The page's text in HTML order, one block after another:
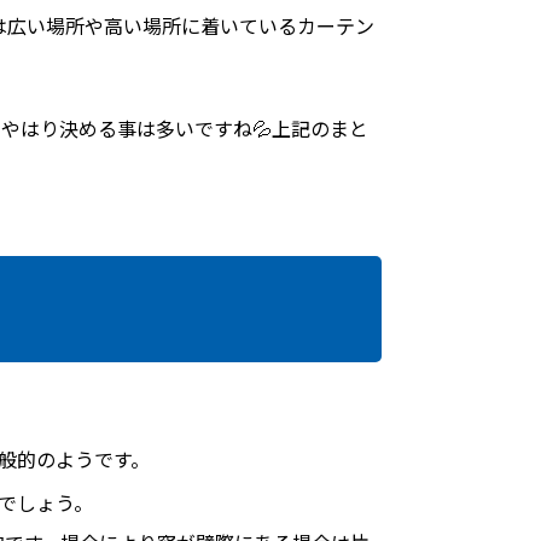
広い場所や高い場所に着いているカーテン
はり決める事は多いですね💦上記のまと
的のようです。
しょう。